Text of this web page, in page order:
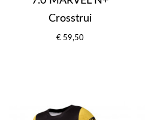
Crosstrui
€ 59,50